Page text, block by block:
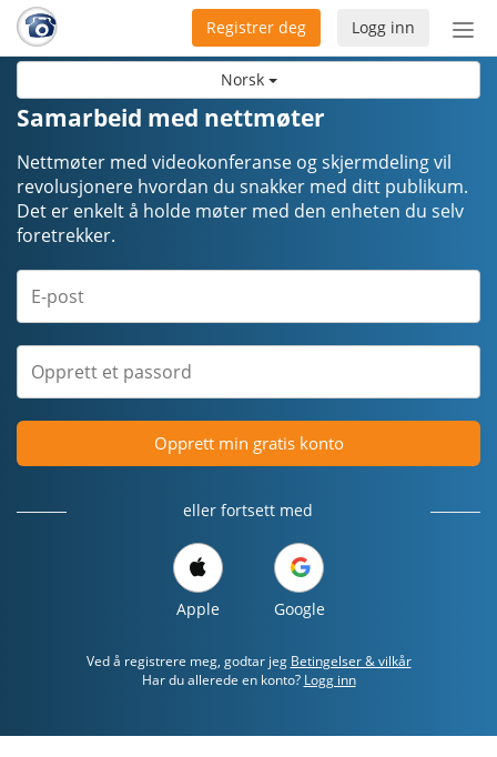
Norsk
Bytt
Logg inn
Registrer deg
Samarbeid med nettmøter
Nettmøter med videokonferanse og skjermdeling vil
revolusjonere hvordan du snakker med ditt publikum.
Det er enkelt å holde møter med den enheten du selv
foretrekker.
Opprett min gratis konto
eller fortsett med
Apple Google
Ved å registrere meg, godtar jeg Betingelser & vilkår
Har du allerede en konto? Logg inn